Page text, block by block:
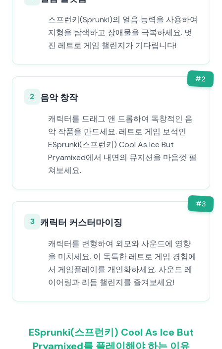
스프런키(Sprunki)의 얼음 능력을 사용하여
지형을 탐색하고 장애물을 극복하세요. 멋
진 레트로 게임 챌린지가 기다립니다!
#2
2 음악 창작
캐릭터를 드래그 앤 드롭하여 독창적인 음
악 작품을 만드세요. 레트로 게임 보석인
ESprunki(스프런키) Cool As Ice But
Pryamixed에서 내면의 뮤지션을 마음껏 펼
쳐보세요.
#3
3 캐릭터 커스터마이징
캐릭터를 변형하여 외모와 사운드에 영향
을 미치세요. 이 독특한 레트로 게임 경험에
서 게임플레이를 개인화하세요. 사운드 레
이어링과 리듬 챌린지를 즐겨보세요!
ESprunki(스프런키) Cool As Ice But
Pryamixed를 플레이해야 하는 이유